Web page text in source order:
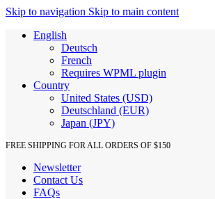
Skip to navigation Skip to main content
English
Deutsch
French
Requires WPML plugin
Country
United States (USD)
Deutschland (EUR)
Japan (JPY)
FREE SHIPPING FOR ALL ORDERS OF $150
Newsletter
Contact Us
FAQs